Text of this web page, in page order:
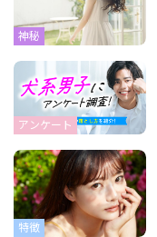
神秘
アンケート
特徴